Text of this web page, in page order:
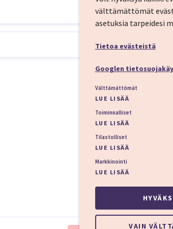
Vanhakaupunki loistaa
lahjoista ja joka
kiireettömämpi lomailija voi nauttia
välttämättömät
asetuksia tarpeidesi
Tietoa evästeistä
Googlen
Välttämättömät
LUE LISÄÄ
Toiminnalliset
LUE LISÄÄ
Tilastolliset
LUE LISÄÄ
Markkinointi
LUE LISÄÄ
VAIN